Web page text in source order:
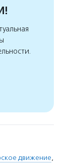
движение,